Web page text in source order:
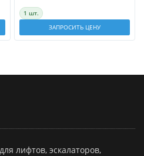
1 шт.
ЗАПРОСИТЬ ЦЕНУ
лифтов, эскалаторов,